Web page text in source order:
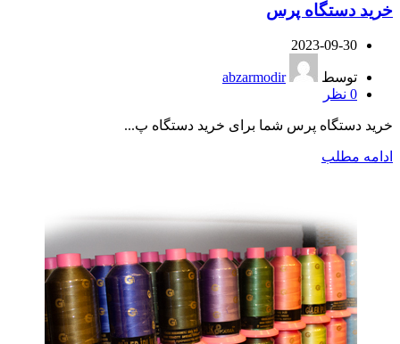
خرید دستگاه پرس
2023-09-30
توسط
abzarmodir
0 نظر
خرید دستگاه پرس شما برای خرید دستگاه پ...
ادامه مطلب